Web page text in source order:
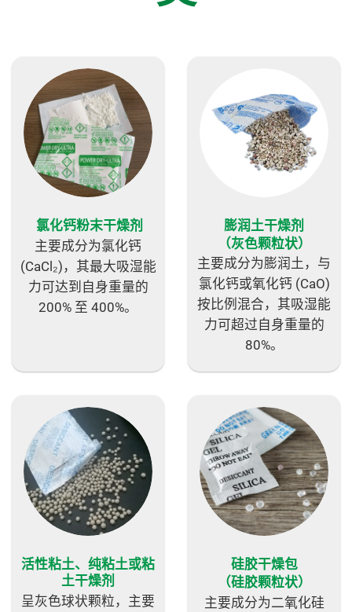
氯化钙粉末干燥剂
主要成分为氯化钙
(CaCl₂)，其最大吸湿能
力可达到自身重量的
200% 至 400%。
膨润土干燥剂
（灰色颗粒状）
主要成分为膨润土，与
氯化钙或氧化钙 (CaO)
按比例混合，其吸湿能
力可超过自身重量的
80%。
活性粘土、纯粘土或粘
土干燥剂
呈灰色球状颗粒，主要
硅胶干燥包
（硅胶颗粒状）
主要成分为二氧化硅